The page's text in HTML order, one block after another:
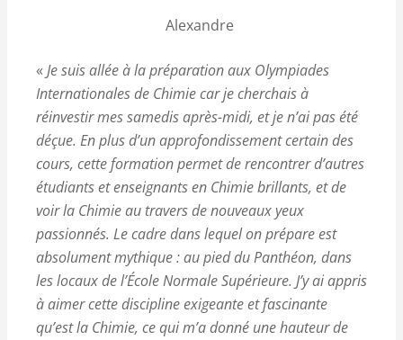
Alexandre
« Je suis allée à la préparation aux Olympiades
Internationales de Chimie car je cherchais à
réinvestir mes samedis après-midi, et je n’ai pas été
déçue. En plus d’un approfondissement certain des
cours, cette formation permet de rencontrer d’autres
étudiants et enseignants en Chimie brillants, et de
voir la Chimie au travers de nouveaux yeux
passionnés. Le cadre dans lequel on prépare est
absolument mythique : au pied du Panthéon, dans
les locaux de l’École Normale Supérieure. J’y ai appris
à aimer cette discipline exigeante et fascinante
qu’est la Chimie, ce qui m’a donné une hauteur de